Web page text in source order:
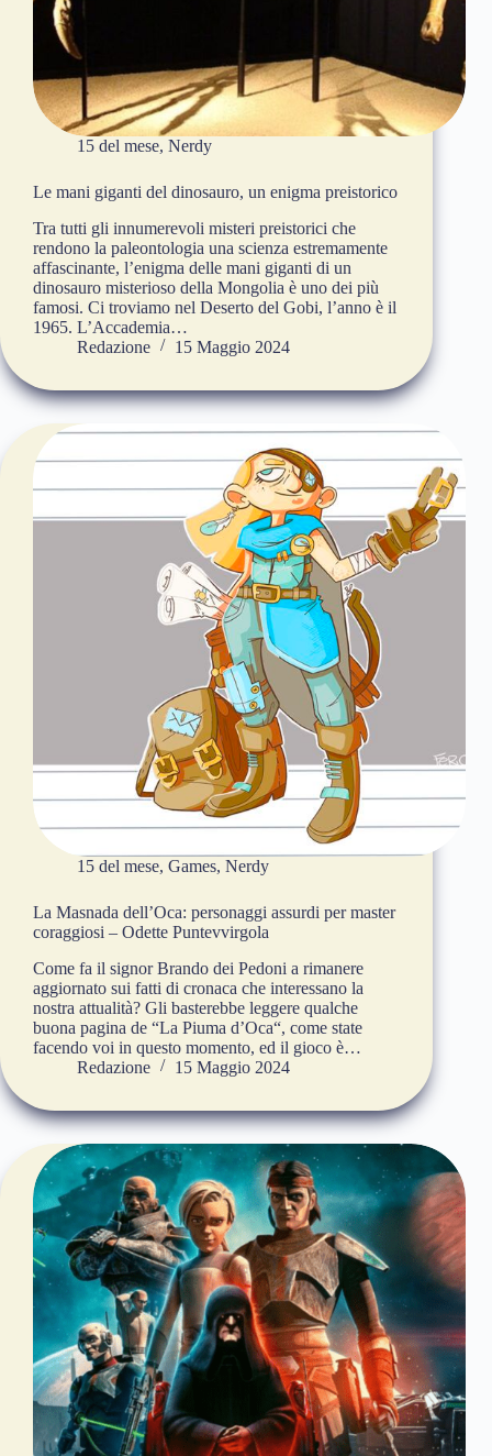
15 del mese, Nerdy
Le mani giganti del dinosauro, un enigma preistorico
Tra tutti gli innumerevoli misteri preistorici che
rendono la paleontologia una scienza estremamente
affascinante, l’enigma delle mani giganti di un
dinosauro misterioso della Mongolia è uno dei più
famosi. Ci troviamo nel Deserto del Gobi, l’anno è il
1965. L’Accademia…
Redazione
15 Maggio 2024
15 del mese, Games, Nerdy
La Masnada dell’Oca: personaggi assurdi per master
coraggiosi – Odette Puntevvirgola
Come fa il signor Brando dei Pedoni a rimanere
aggiornato sui fatti di cronaca che interessano la
nostra attualità? Gli basterebbe leggere qualche
buona pagina de “La Piuma d’Oca“, come state
facendo voi in questo momento, ed il gioco è…
Redazione
15 Maggio 2024